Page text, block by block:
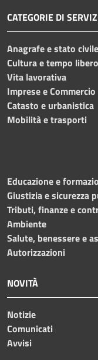
CATEGORIE DI
Anagrafe e stato civile
Cultura e tempo libero
Vita lavorativa
Imprese e Commercio
Catasto e urbanistica
Mobilità e trasporti
Educazione e
Giustizia e sicurezza
Tributi, finanze e
Ambiente
Salute, benessere e
Autorizzazioni
NOVITÀ
Notizie
Comunicati
Avvisi